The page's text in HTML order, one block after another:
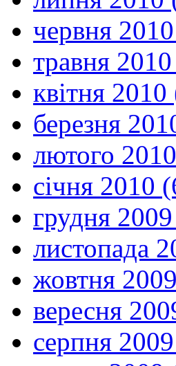
червня
травня
квітня
березня
лютого
січня 2010
грудня
листопада
жовтня
вересня
серпня